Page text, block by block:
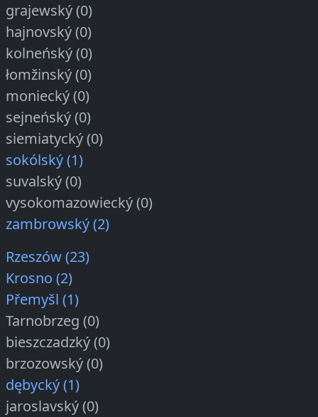
grajewský (0)
hajnovský (0)
kolneńský (0)
łomžinský (0)
moniecký (0)
sejneńský (0)
siemiatycký (0)
sokólský (1)
suvalský (0)
vysokomazowiecký (0)
zambrowský (2)
Rzeszów (23)
Krosno (2)
Přemyšl (1)
Tarnobrzeg (0)
bieszczadzký (0)
brzozowský (0)
dębycký (1)
jaroslavský (0)